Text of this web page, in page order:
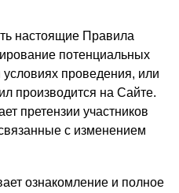
настоящие Правила
потенциальных
условиях проведения, или
производится на Сайте.
претензии участников
с изменением
ознакомление и полное